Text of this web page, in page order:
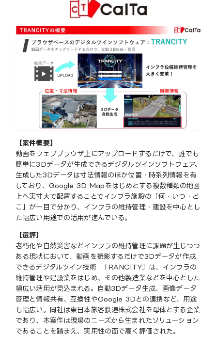
【案件概要】
動画をウェブブラウザ上にアップロードするだけで、誰でも
簡単に3Dデータが生成できるデジタルツインソフトウェア。
生成した3Dデータは寸法情報のほか位置・時系列情報を有
しており、Google 3D Mapをはじめとする複数種類の地図
上へ実寸大で配置することでインフラ施設の「何・いつ・ど
こ」が一目で分かり、インフラの維持管理・建設を中心とし
た幅広い用途での活用が進んでいる。
【選評】
老朽化や自然災害などインフラの維持管理に課題が生じつつ
ある現状において、動画を撮影するだけで3Dデータが作成
できるデジタルツイン技術「TRANCITY」は、インフラの
維持管理や建設業をはじめ、その他製造業などを中心とした
幅広い活用が見込まれる。自動3Dデータ生成、画像データ
管理と情報共有、互換性やGoogle 3Dとの連携など、用途
も幅広い。同社は東日本旅客鉄道株式会社を母体とする企業
であり、本案件は現場のニーズから生まれたソリューション
であることを踏まえ、実用性の面で高く評価された。